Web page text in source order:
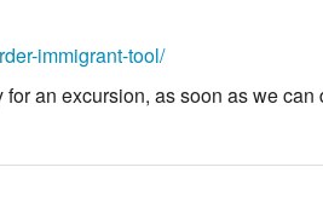
immigrant-tool/
an excursion, as soon as we